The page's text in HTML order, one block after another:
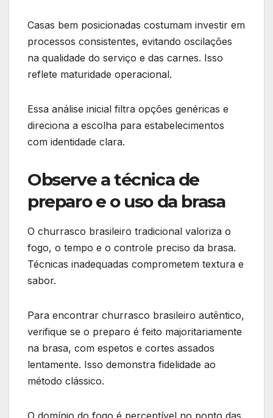
Casas bem posicionadas costumam investir em
processos consistentes, evitando oscilações
na qualidade do serviço e das carnes. Isso
reflete maturidade operacional.
Essa análise inicial filtra opções genéricas e
direciona a escolha para estabelecimentos
com identidade clara.
Observe a técnica de
preparo e o uso da brasa
O churrasco brasileiro tradicional valoriza o
fogo, o tempo e o controle preciso da brasa.
Técnicas inadequadas comprometem textura e
sabor.
Para encontrar churrasco brasileiro autêntico,
verifique se o preparo é feito majoritariamente
na brasa, com espetos e cortes assados
lentamente. Isso demonstra fidelidade ao
método clássico.